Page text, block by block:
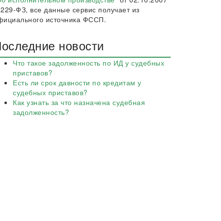
ФЗ, все данные сервис получает из
источника ФССП.
новости
Что такое задолженность по ИД у судебных
приставов?
Есть ли срок давности по кредитам у
судебных приставов?
Как узнать за что назначена судебная
задолженность?